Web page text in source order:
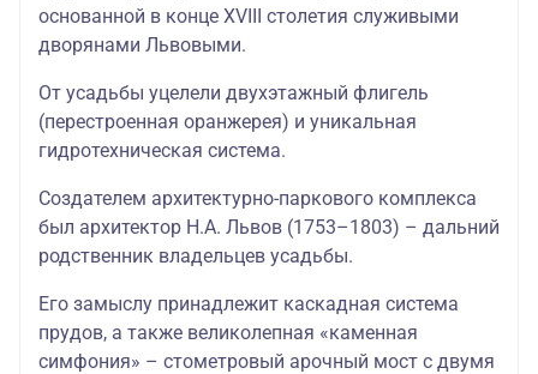
основанной в конце XVIII столетия служивыми
дворянами Львовыми.
От усадьбы уцелели двухэтажный флигель
(перестроенная оранжерея) и уникальная
гидротехническая система.
Создателем архитектурно-паркового комплекса
был архитектор Н.А. Львов (1753–1803) – дальний
родственник владельцев усадьбы.
Его замыслу принадлежит каскадная система
прудов, а также великолепная «каменная
симфония» – стометровый арочный мост с двумя